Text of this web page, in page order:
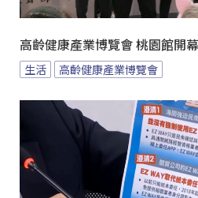
高齡健康產業博覽會 桃園館開
生活 高齡健康產業博覽會